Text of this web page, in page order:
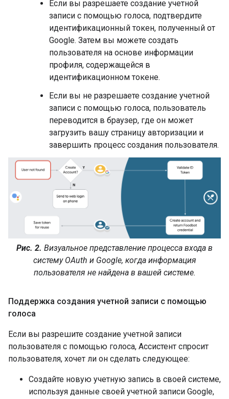
Если вы разрешаете создание учетной
записи с помощью голоса, подтвердите
идентификационный токен, полученный от
Google. Затем вы можете создать
пользователя на основе информации
профиля, содержащейся в
идентификационном токене.
Если вы не разрешаете создание учетной
записи с помощью голоса, пользователь
переводится в браузер, где он может
загрузить вашу страницу авторизации и
завершить процесс создания пользователя.
Рис. 2. Визуальное представление процесса входа в
систему OAuth и Google, когда информация
пользователя не найдена в вашей системе.
Поддержка создания учетной записи с помощью
голоса
Если вы разрешите создание учетной записи
пользователя с помощью голоса, Ассистент спросит
пользователя, хочет ли он сделать следующее:
Создайте новую учетную запись в своей системе,
используя данные своей учетной записи Google,